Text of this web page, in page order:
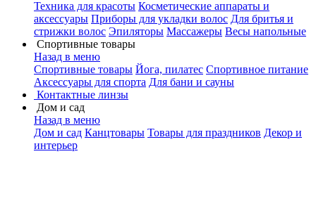
Техника для красоты Косметические аппараты и
аксессуары Приборы для укладки волос Для бритья и
стрижки волос Эпиляторы Массажеры Весы напольные
Спортивные товары
Назад в меню
Спортивные товары Йога, пилатес Спортивное питание
Аксессуары для спорта Для бани и сауны
Контактные линзы
Дом и сад
Назад в меню
Дом и сад Канцтовары Товары для праздников Декор и
интерьер